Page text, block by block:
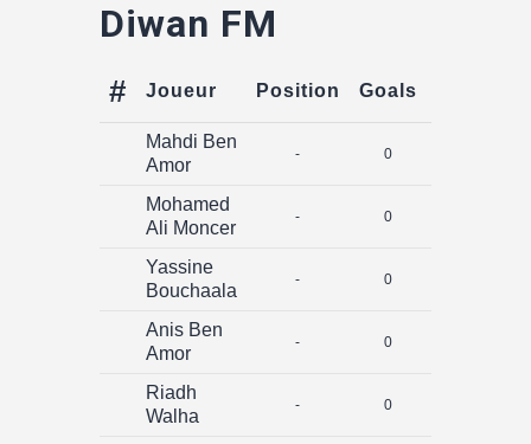
Diwan FM
# Joueur Position Goals
Mahdi Ben
Amor
- 0
Mohamed
Ali Moncer
- 0
Yassine
Bouchaala
- 0
Anis Ben
Amor
- 0
Riadh
Walha
- 0